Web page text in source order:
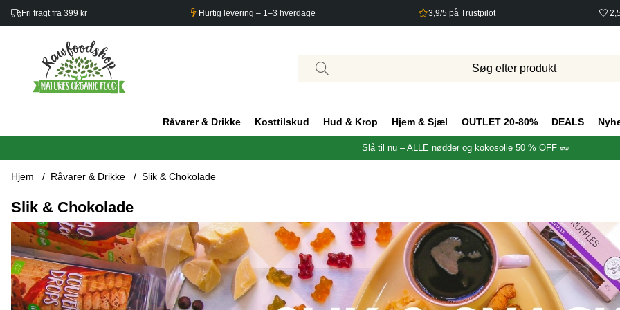
Fri fragt fra 399 kr Hurtig levering – 1–3 hverdage 3,9/5 på Trustpilot
Råvarer & Drikke Kosttilskud Hud & Krop Hjem & Sjæl OUTLET 20-80% DEALS
Slå til nu – ALLE nødder og kokosolie 50 % OFF 🥜
Hjem Råvarer & Drikke Slik & Chokolade
Slik & Chokolade